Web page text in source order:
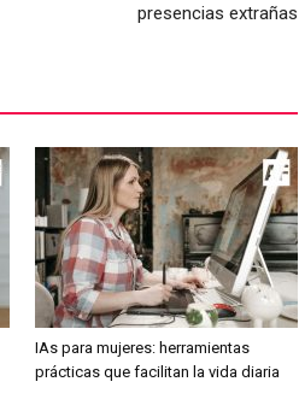
presencias extrañas
IAs para mujeres: herramientas
prácticas que facilitan la vida diaria